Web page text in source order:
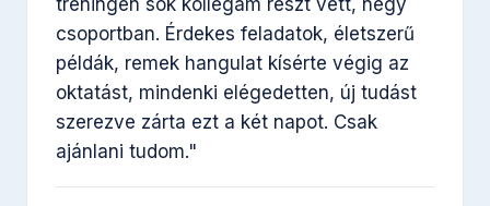
tréningen sok kollégám részt vett, négy
csoportban. Érdekes feladatok, életszerű
példák, remek hangulat kísérte végig az
oktatást, mindenki elégedetten, új tudást
szerezve zárta ezt a két napot. Csak
ajánlani tudom."